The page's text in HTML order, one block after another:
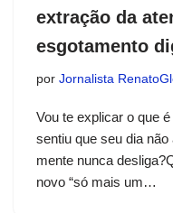
extração da
esgotamento
por Jornalista
Vou te explicar o que
sentiu que seu dia
mente nunca
novo “só mais um…